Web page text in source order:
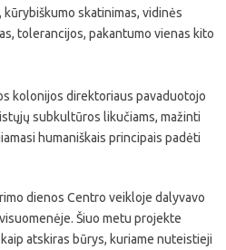
skatinimas, vidinės
tolerancijos, pakantumo vienas kito
kolonijos direktoriaus pavaduotojo
subkultūros likučiams, mažinti
humaniškais principais padėti
dienos Centro veikloje dalyvavo
Šiuo metu projekte
atskiras būrys, kuriame nuteistieji